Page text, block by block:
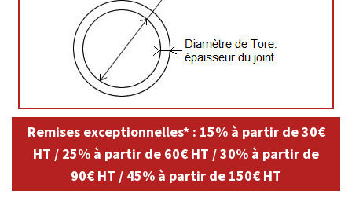
Remises exceptionnelles* : 15% à partir de 30€
HT / 25% à partir de 60€ HT / 30% à partir de
90€ HT / 45% à partir de 150€ HT